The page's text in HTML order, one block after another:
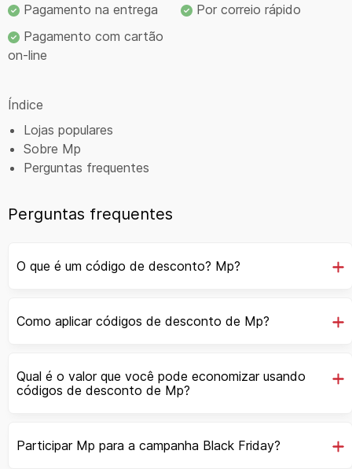
Pagamento na entrega
Pagamento com cartão
on-line
Por correio rápido
Índice
Lojas populares
Sobre Mp
Perguntas frequentes
Perguntas frequentes
O que é um código de desconto? Mp?
Como aplicar códigos de desconto de Mp?
Qual é o valor que você pode economizar usando
códigos de desconto de Mp?
Participar Mp para a campanha Black Friday?